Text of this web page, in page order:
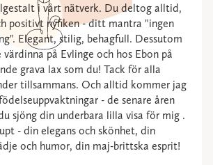
i vårt nätverk. Du deltog alltid,
positivt nyfiken - ditt mantra "ingen
Elegant, stilig, behagfull. Dessutom
på Evlinge och hos Ebon på
grava lax som du! Tack för alla
tillsammans. Och alltid kommer jag
- de senare åren
sjöng din underbara lilla visa för mig .
- din elegans och skönhet, din
och humor, din maj-brittska esprit!